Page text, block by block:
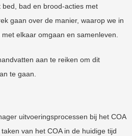
bed, bad en brood-acties met
gaan over de manier, waarop we in
elkaar omgaan en samenleven.
aan te reiken om dit
te gaan.
uitvoeringsprocessen bij het COA
van het COA in de huidige tijd